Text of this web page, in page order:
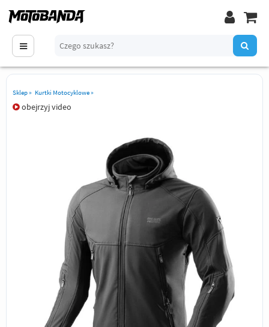
Sklep» Kurtki Motocyklowe»
obejrzyj video